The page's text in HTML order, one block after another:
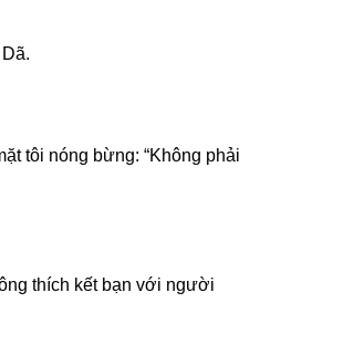
tôi nóng bừng: “Không phải
thích kết bạn với người